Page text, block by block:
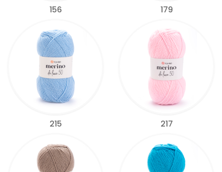
156 179
215 217